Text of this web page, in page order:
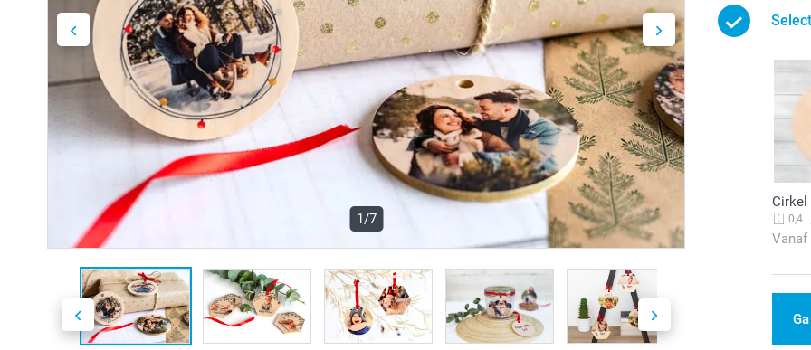
1/7
Cirkel
0,4
Vanaf